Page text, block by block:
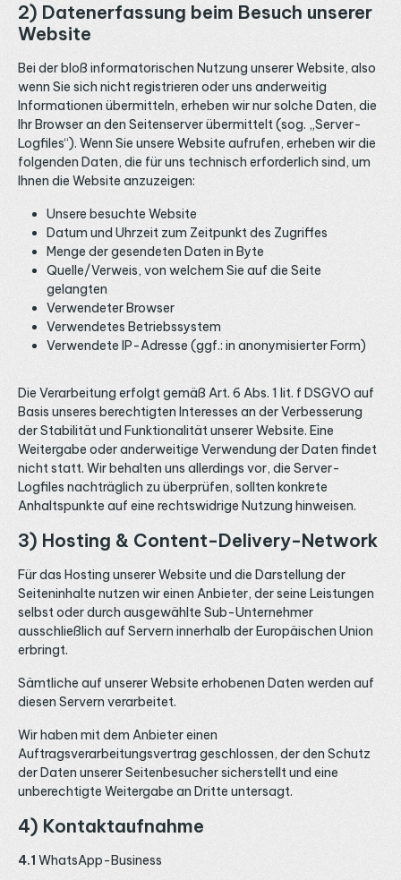
2) Datenerfassung beim Besuch unserer
Website
Bei der bloß informatorischen Nutzung unserer Website, also
wenn Sie sich nicht registrieren oder uns anderweitig
Informationen übermitteln, erheben wir nur solche Daten, die
Ihr Browser an den Seitenserver übermittelt (sog. „Server-
Logfiles“). Wenn Sie unsere Website aufrufen, erheben wir die
folgenden Daten, die für uns technisch erforderlich sind, um
Ihnen die Website anzuzeigen:
Unsere besuchte Website
Datum und Uhrzeit zum Zeitpunkt des Zugriffes
Menge der gesendeten Daten in Byte
Quelle/Verweis, von welchem Sie auf die Seite
gelangten
Verwendeter Browser
Verwendetes Betriebssystem
Verwendete IP-Adresse (ggf.: in anonymisierter Form)
Die Verarbeitung erfolgt gemäß Art. 6 Abs. 1 lit. f DSGVO auf
Basis unseres berechtigten Interesses an der Verbesserung
der Stabilität und Funktionalität unserer Website. Eine
Weitergabe oder anderweitige Verwendung der Daten findet
nicht statt. Wir behalten uns allerdings vor, die Server-
Logfiles nachträglich zu überprüfen, sollten konkrete
Anhaltspunkte auf eine rechtswidrige Nutzung hinweisen.
3) Hosting & Content-Delivery-Network
Für das Hosting unserer Website und die Darstellung der
Seiteninhalte nutzen wir einen Anbieter, der seine Leistungen
selbst oder durch ausgewählte Sub-Unternehmer
ausschließlich auf Servern innerhalb der Europäischen Union
erbringt.
Sämtliche auf unserer Website erhobenen Daten werden auf
diesen Servern verarbeitet.
Wir haben mit dem Anbieter einen
Auftragsverarbeitungsvertrag geschlossen, der den Schutz
der Daten unserer Seitenbesucher sicherstellt und eine
unberechtigte Weitergabe an Dritte untersagt.
4) Kontaktaufnahme
4.1 WhatsApp-Business